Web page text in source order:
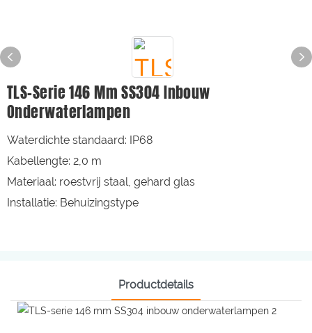
TLS-Serie 146 Mm SS304 Inbouw
Onderwaterlampen
Waterdichte standaard: IP68
Kabellengte: 2,0 m
Materiaal: roestvrij staal, gehard glas
Installatie: Behuizingstype
Productdetails